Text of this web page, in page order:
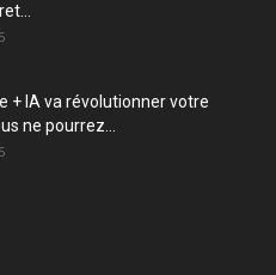
+ IA va révolutionner votre
ne pourrez...